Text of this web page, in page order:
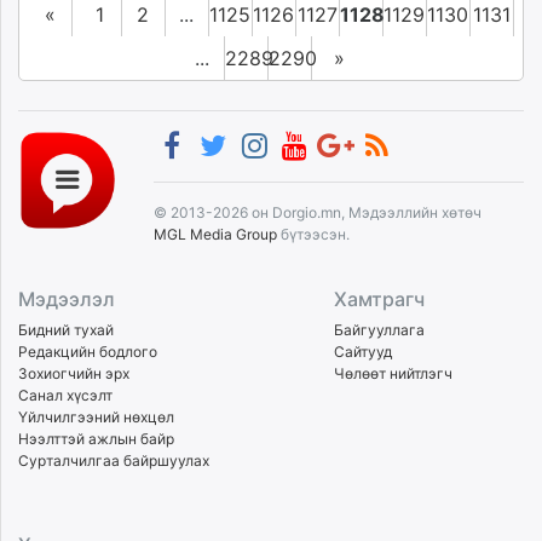
« 1 2 ... 1125 1126 112711281129 1130 1131
...
22892290 »
© 2013-2026 он Dorgio.mn, Мэдээллийн хөтөч
MGL Media Group бүтээсэн.
Мэдээлэл
Бидний тухай
Редакцийн бодлого
Зохиогчийн эрх
Санал хүсэлт
Үйлчилгээний нөхцөл
Нээлттэй ажлын байр
Сурталчилгаа байршуулах
Хамтрагч
Байгууллага
Сайтууд
Чөлөөт нийтлэгч